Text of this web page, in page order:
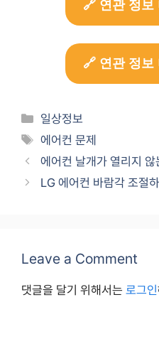
🔗 연관 정보
🔗 연관 정보
Categories
일상정보
Tags
에어컨 문제
에어컨 날개가 열리지 않
LG 에어컨 바람각 조절
Leave a Comment
댓글을 달기 위해서는 로그인